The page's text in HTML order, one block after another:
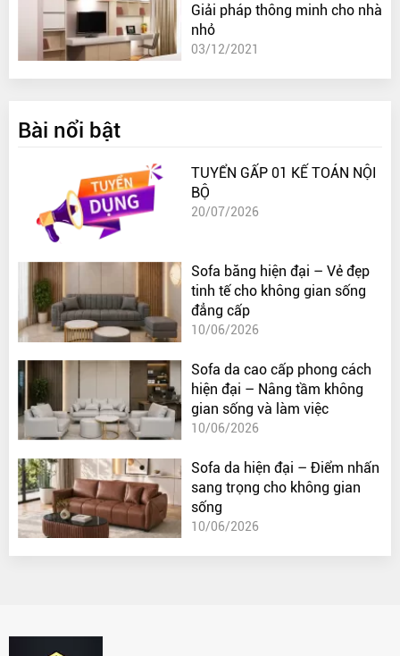
Giải pháp thông minh cho nhà
nhỏ
03/12/2021
Bài nổi bật
TUYỂN GẤP 01 KẾ TOÁN NỘI
BỘ
20/07/2026
Sofa băng hiện đại – Vẻ đẹp
tinh tế cho không gian sống
đẳng cấp
10/06/2026
Sofa da cao cấp phong cách
hiện đại – Nâng tầm không
gian sống và làm việc
10/06/2026
Sofa da hiện đại – Điểm nhấn
sang trọng cho không gian
sống
10/06/2026